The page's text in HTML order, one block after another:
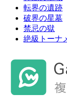
転界の遺跡
破界の星墓
禁忌の獄
絶級トーナ